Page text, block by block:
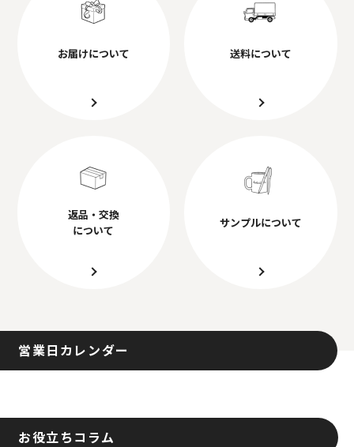
お届けについて 送料について
返品・交換
について
サンプルについて
営業日カレンダー
お役立ちコラム